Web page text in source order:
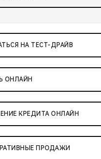
НА ТЕСТ-ДРАЙВ
ОНЛАЙН
КРЕДИТА ОНЛАЙН
ПРОДАЖИ